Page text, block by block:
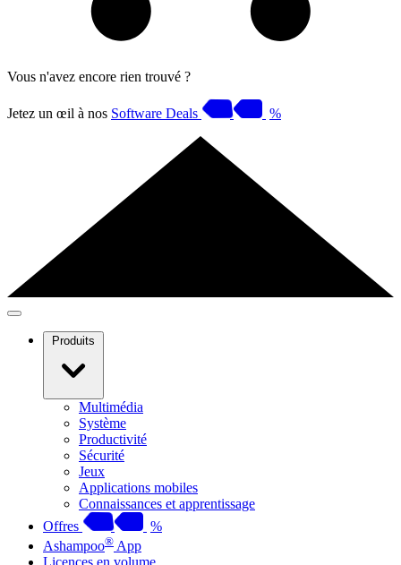
Vous n'avez encore rien trouvé ?
Jetez un œil à nos Software Deals %
Produits
Multimédia
Système
Productivité
Sécurité
Jeux
Applications mobiles
Connaissances et apprentissage
Offres
%
Ashampoo® App